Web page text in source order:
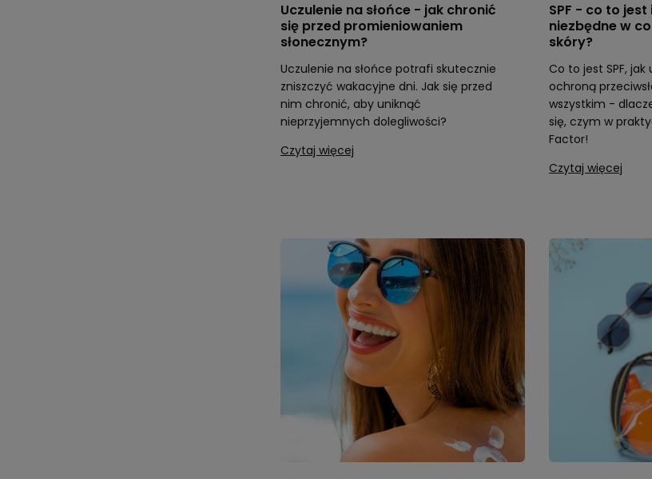
Uczulenie na słońce - jak chronić
się przed promieniowaniem
słonecznym?
Uczulenie na słońce potrafi skutecznie
zniszczyć wakacyjne dni. Jak się przed
nim chronić, aby uniknąć
nieprzyjemnych dolegliwości?
Czytaj więcej
SPF - co to
niezbędne w
skóry?
Co to jest SPF,
ochroną
wszystkim -
się, czym w
Factor!
Czytaj więcej